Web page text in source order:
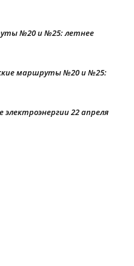
№20 и №25: летнее
маршруты №20 и №25:
22 апреля